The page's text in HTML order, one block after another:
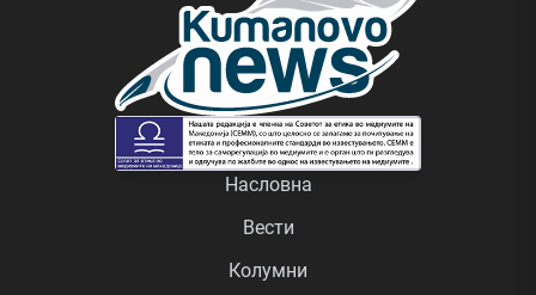
Насловна
Вести
Колумни